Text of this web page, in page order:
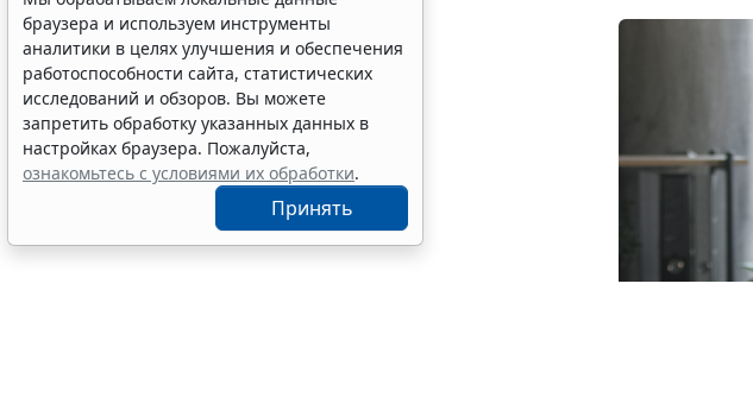
признакам
7 авг 12:34Транспорт
В Госдуме предложили заменить ЕГЭ
аттестацией в форме государственного
экзамена
7 авг 12:15 Образование
браузера и используем инструменты
аналитики в целях улучшения и обеспечения
работоспособности сайта, статистических
исследований и обзоров. Вы можете
запретить обработку указанных данных в
настройках браузера. Пожалуйста,
ознакомьтесь с условиями их обработки.
Принять